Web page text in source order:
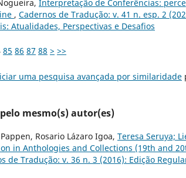
Interpretação de Conferências:
, Cadernos de Tradução: v. 41 n. esp. 2
Atualidades, Perspectivas e Desafios
85 86 87 88 > >>
uma pesquisa avançada por similaridade
mesmo(s) autor(es)
Rosario Lázaro Igoa, Teresa Seruya;
in Anthologies and Collections (19th and
de Tradução: v. 36 n. 3 (2016): Edição